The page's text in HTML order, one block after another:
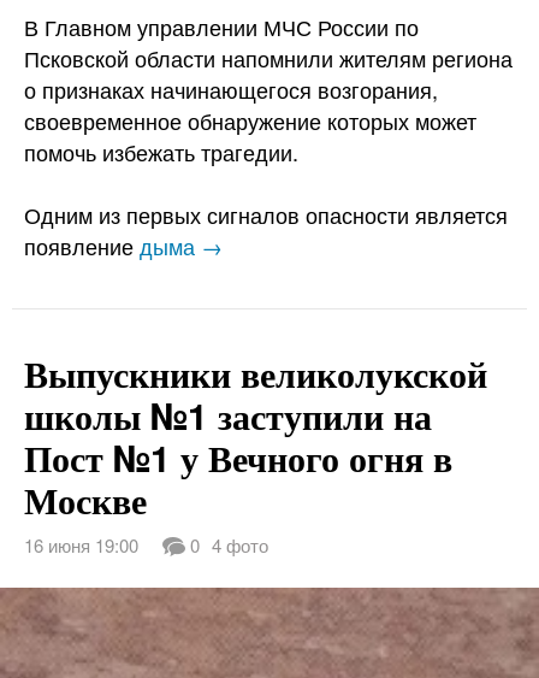
В Главном управлении МЧС России по
Псковской области напомнили жителям региона
о признаках начинающегося возгорания,
своевременное обнаружение которых может
помочь избежать трагедии.
Одним из первых сигналов опасности является
появлениедыма →
Выпускники великолукской
школы №1 заступили на
Пост №1 у Вечного огня в
Москве
16 июня 19:00 0 4 фото